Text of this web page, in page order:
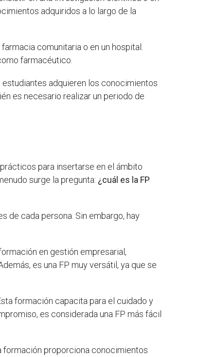
adquiridos a lo largo de la
comunitaria o en un hospital.
farmacéutico.
adquieren los conocimientos
es necesario realizar un periodo de
para insertarse en el ámbito
surge la pregunta: ¿cuál es la FP
de cada persona. Sin embargo, hay
en gestión empresarial,
es una FP muy versátil, ya que se
formación capacita para el cuidado y
es considerada una FP más fácil
proporciona conocimientos